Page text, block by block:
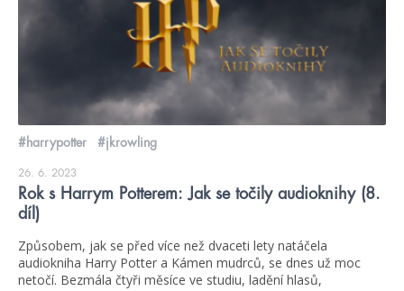
#harrypotter #jkrowling
26. 6. 2023
Rok s Harrym Potterem: Jak se točily audioknihy (8.
díl)
Způsobem, jak se před více než dvaceti lety natáčela
audiokniha Harry Potter a Kámen mudrců, se dnes už moc
netočí. Bezmála čtyři měsíce ve studiu, ladění hlasů,